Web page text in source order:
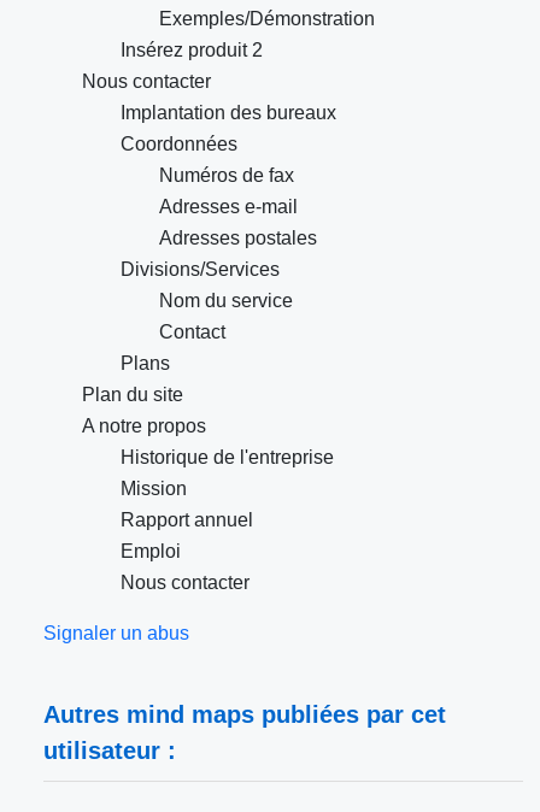
Exemples/Démonstration
Insérez produit 2
Nous contacter
Implantation des bureaux
Coordonnées
Numéros de fax
Adresses e-mail
Adresses postales
Divisions/Services
Nom du service
Contact
Plans
Plan du site
A notre propos
Historique de l'entreprise
Mission
Rapport annuel
Emploi
Nous contacter
Signaler un abus
Autres mind maps publiées par cet
utilisateur :